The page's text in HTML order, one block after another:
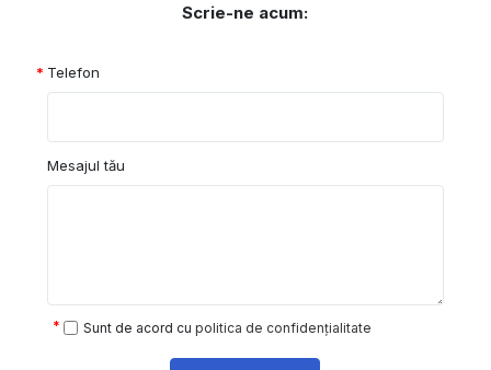
Scrie-ne acum:
Telefon
Mesajul tău
Sunt de acord cu politica de confidențialitate